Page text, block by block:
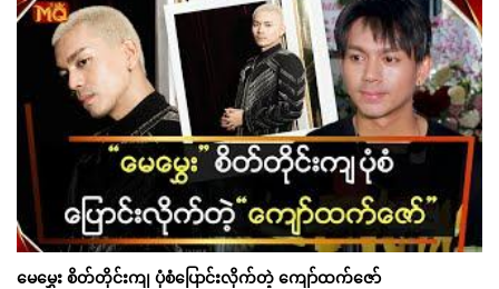
မေမွှေး စိတ်တိုင်းကျ ပုံစံပြောင်းလိုက်တဲ့ ကျော်ထက်ဇော်